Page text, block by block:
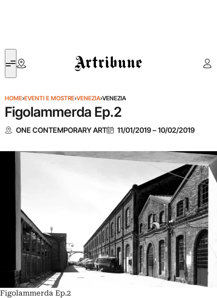
Artribune
HOME›EVENTI E MOSTRE›VENEZIA›VENEZIA
Figolammerda Ep.2
ONE CONTEMPORARY ART 11/01/2019–10/02/2019
Figolammerda Ep.2